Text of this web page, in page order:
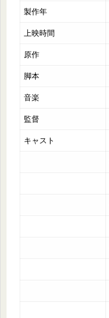
製作年
上映時間
原作
脚本
音楽
監督
キャスト